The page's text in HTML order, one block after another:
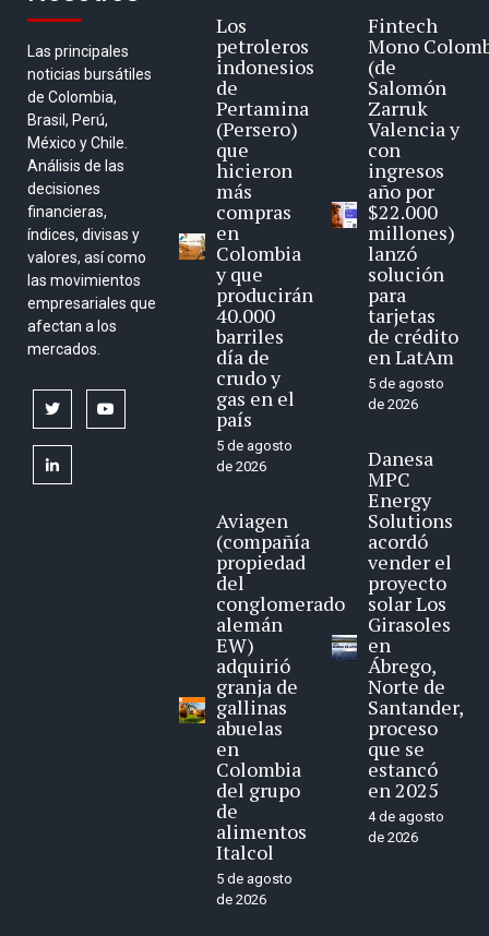
Las principales
noticias bursátiles
de Colombia,
Brasil, Perú,
México y Chile.
Análisis de las
decisiones
financieras,
índices, divisas y
valores, así como
las movimientos
empresariales que
afectan a los
mercados.
twitter
linkedin
Los
petroleros
indonesios
de
Pertamina
(Persero)
que
hicieron
más
compras
en
Colombia
y que
producirán
40.000
barriles
día de
crudo y
gas en el
país
5 de agosto
de 2026
Aviagen
(compañía
propiedad
del
conglomerado
alemán
EW)
adquirió
granja de
gallinas
abuelas
en
Colombia
del grupo
de
alimentos
Italcol
5 de agosto
de 2026
Fintech
Mono
(de
Salomón
Zarruk
Valencia y
con
ingresos
año por
$22.000
millones)
lanzó
solución
para
tarjetas
de crédito
en LatAm
5 de agosto
de 2026
Danesa
MPC
Energy
Solutions
acordó
vender el
proyecto
solar Los
Girasoles
en
Ábrego,
Norte de
Santander,
proceso
que se
estancó
en 2025
4 de agosto
de 2026